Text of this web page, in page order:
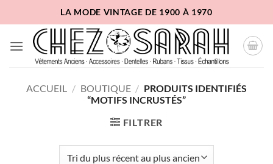
au
contenu
LA MODE VINTAGE DE 1900 À 1970
ACCUEIL / BOUTIQUE / PRODUITS IDENTIFIÉS
“MOTIFS INCRUSTÉS”
FILTRER